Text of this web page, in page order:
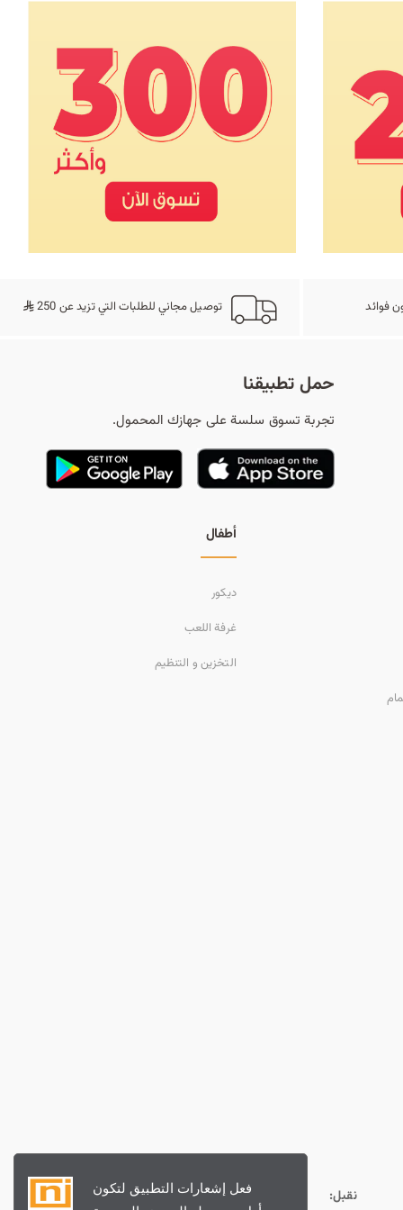
فوائد توصيل مجاني للطلبات التي تزيد عن 250
حمل تطبيقنا
تجربة تسوق سلسة على جهازك المحمول.
أطفال
ديكور
غرفة اللعب
التخزين و التنظيم
نقبل: